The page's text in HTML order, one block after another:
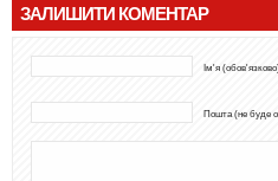
ЗАЛИШИТИ КОМЕНТАР
Ім'я
Пошта (не буде